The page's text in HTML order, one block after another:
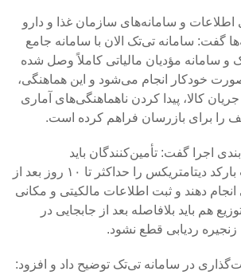
اطلاعات و سامانه‌های سازمان غذا و دارو
گفت: سامانه تی‌تک الان با سامانه جامع
و سامانه مؤدیان مالیاتی کاملاً وصل شده
خودکار انجام می‌شود و این هماهنگی،
کالا، پیدا کردن ناهماهنگی‌های آماری
را برای بازرسان فراهم کرده است.
اجرا گفت: تأمین‌کنندگان باید
شناسه‌گذاری و چاپ بارکد دیتامتریکس را حداکثر تا ۱۰ روز بعد از
انجام دهند و ثبت اطلاعات مالکیتی و مکانی
هم باید بلافاصله بعد از جابجایی در
زنجیره ردیابی قطع نشود.
در سامانه تی‌تک توضیح داد و افزود: